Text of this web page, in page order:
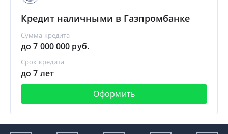
Кредит наличными в Газпромбанке
Сумма кредита
до 7 000 000 руб.
Срок кредита
до 7 лет
Оформить